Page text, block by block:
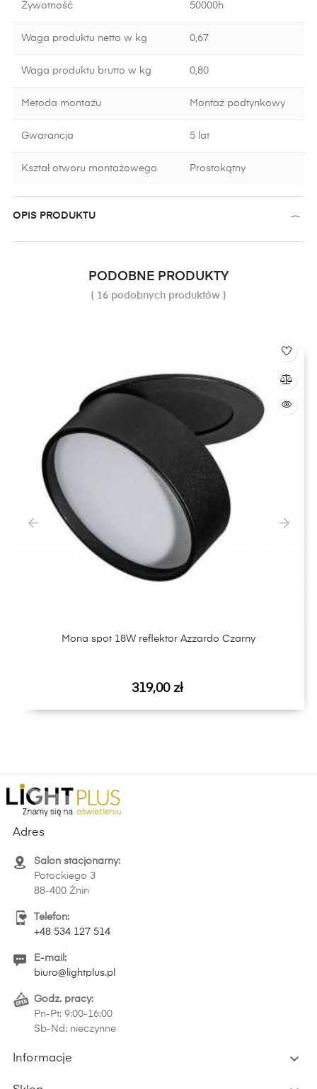
Żywotność 50000h
Waga produktu netto w kg 0,67
Waga produktu brutto w kg 0,80
Metoda montażu Montaż podtynkowy
Gwarancja 5 lat
Kształ otworu montażowego Prostokątny
OPIS PRODUKTU
PODOBNE PRODUKTY
( 16 podobnych produktów )
Mona spot 18W reflektor Azzardo Czarny
Cena
319,00 zł
Adres
Salon stacjonarny:
Potockiego 3
88-400 Żnin
Telefon:
+48 534 127 514
E-mail:
biuro@lightplus.pl
Godz. pracy:
Pn-Pt: 9:00-16:00
Sb-Nd: nieczynne
Informacje 